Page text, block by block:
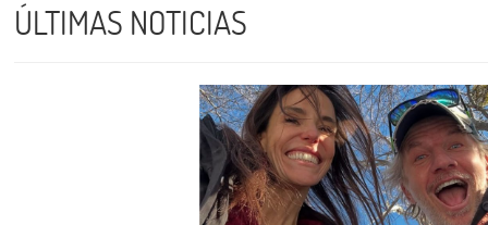
ÚLTIMAS NOTICIAS